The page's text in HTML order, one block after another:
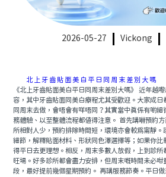
2026-05-27 Vickong
北上牙齒貼面美白平日同周末差別大嗎
《北上牙齒貼面美白平日同周末差別大嗎》 近年越
容，其中牙齒貼面同美白療程尤其受歡迎。大家成日
同周末去做，會唔會有咩唔同？其實當中真係有啲
務體驗、以至整體流程都值得注意。 首先講嚇預約
所相對人少，預約排隊時間短，環境亦會較爲甯靜
細節，解釋貼面材料、形狀同色澤選擇等；如果你
得平日去更理想。相反，周末多數人放假，上到診
旺場。好多診所都會盡力安排，但周末嘅時間未必
段，最好提前幾個星期預約。 再講服務節奏。平日